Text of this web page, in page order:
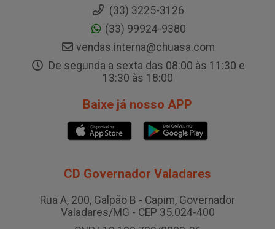
(33) 3225-3126
(33) 99924-9380
vendas.interna@chuasa.com
De segunda a sexta das 08:00 às 11:30 e
13:30 às 18:00
Baixe já nosso APP
CD Governador Valadares
Rua A, 200, Galpão B - Capim, Governador
Valadares/MG - CEP 35.024-400